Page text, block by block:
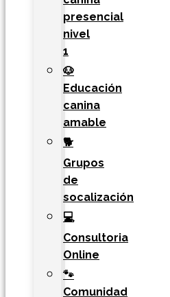
presencial
nivel
1
🐶
Educación
canina
amable
🐕
Grupos
de
socalización
💻
Consultoria
Online
🐾
Comunidad